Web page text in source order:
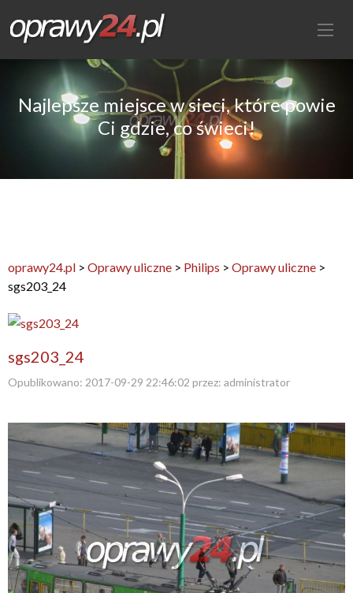
Najlepsze miejsce w sieci, które powie
Ci gdzie, co świeci!
oprawy24.pl > Oprawy uliczne > Philips > Oprawy uliczne >
sgs203_24
sgs203_24
Opublikowano: 2017-09-29 22:46:02 przez: administrator